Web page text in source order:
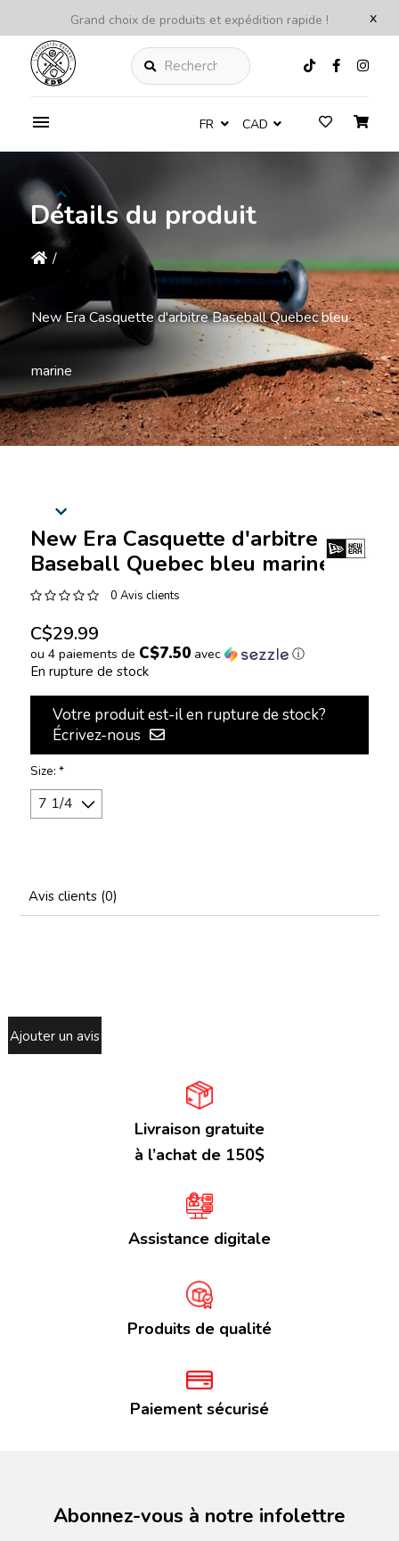
x
Grand choix de produits et expédition rapide !
Rechercher
FR CAD
Détails du produit
/
New Era Casquette d'arbitre Baseball Quebec bleu
marine
New Era Casquette d'arbitre
Baseball Quebec bleu marine
0 Avis clients
C$29.99
ou 4 paiements de C$7.50avec ⓘ
En rupture de stock
Votre produit est-il en rupture de stock?
Écrivez-nous
Size: *
Avis clients (0)
Ajouter un avis
Livraison gratuite
à l’achat de 150$
Assistance digitale
Produits de qualité
Paiement sécurisé
Abonnez-vous à notre infolettre